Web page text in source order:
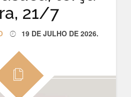
21/7
19 DE JULHO DE 2026.